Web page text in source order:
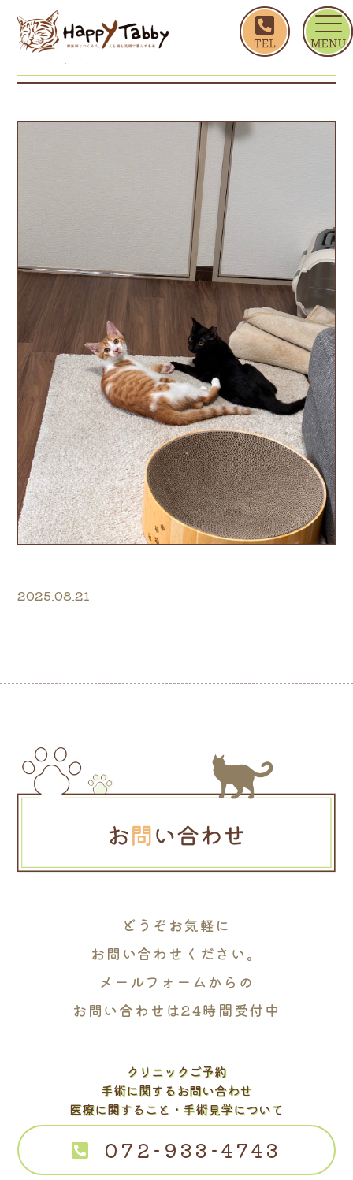
ホーム
ボーイ ビーバー
2025.08.21
どうぞお気軽に
お問い合わせください。
メールフォームからの
お問い合わせは24時間受付中
クリニックご予約
手術に関するお問い合わせ
医療に関すること・手術見学について
072-933-4743